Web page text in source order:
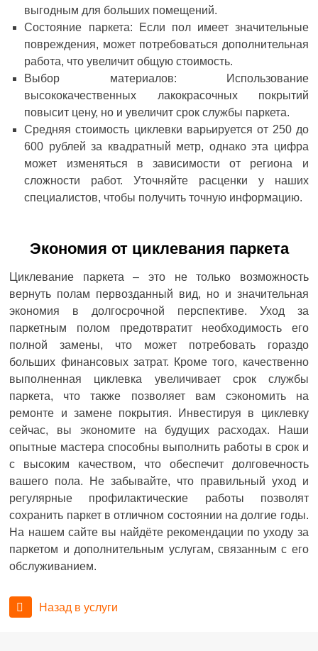
выгодным для больших помещений.
Состояние паркета: Если пол имеет значительные
повреждения, может потребоваться дополнительная
работа, что увеличит общую стоимость.
Выбор материалов: Использование
высококачественных лакокрасочных покрытий
повысит цену, но и увеличит срок службы паркета.
Средняя стоимость циклевки варьируется от 250 до
600 рублей за квадратный метр, однако эта цифра
может изменяться в зависимости от региона и
сложности работ. Уточняйте расценки у наших
специалистов, чтобы получить точную информацию.
Экономия от циклевания паркета
Циклевание паркета – это не только возможность
вернуть полам первозданный вид, но и значительная
экономия в долгосрочной перспективе. Уход за
паркетным полом предотвратит необходимость его
полной замены, что может потребовать гораздо
больших финансовых затрат. Кроме того, качественно
выполненная циклевка увеличивает срок службы
паркета, что также позволяет вам сэкономить на
ремонте и замене покрытия. Инвестируя в циклевку
сейчас, вы экономите на будущих расходах. Наши
опытные мастера способны выполнить работы в срок и
с высоким качеством, что обеспечит долговечность
вашего пола. Не забывайте, что правильный уход и
регулярные профилактические работы позволят
сохранить паркет в отличном состоянии на долгие годы.
На нашем сайте вы найдёте рекомендации по уходу за
паркетом и дополнительным услугам, связанным с его
обслуживанием.
Назад в услуги